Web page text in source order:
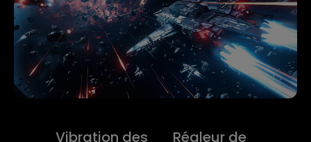
Vibration des Régleur de